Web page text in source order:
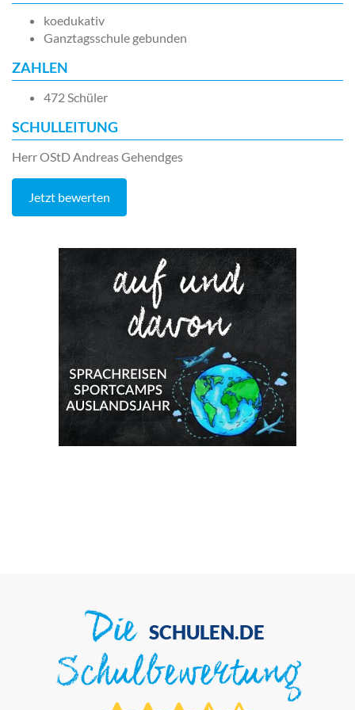
koedukativ
Ganztagsschule gebunden
ZAHLEN
472 Schüler
SCHULLEITUNG
Herr OStD Andreas Gehendges
Jetzt bewerten
Die SCHULEN.DE
Schulbewertung